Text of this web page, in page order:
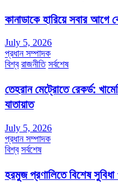
কানাডাকে হারিয়ে সবার আগে
July 5, 2026
প্রধান সম্পাদক
বিশ্ব রাজনীতি সর্বশেষ
তেহরান মেট্রোতে রেকর্ড:
যাতায়াত
July 5, 2026
প্রধান সম্পাদক
বিশ্ব সর্বশেষ
হরমুজ প্রণালিতে বিশেষ